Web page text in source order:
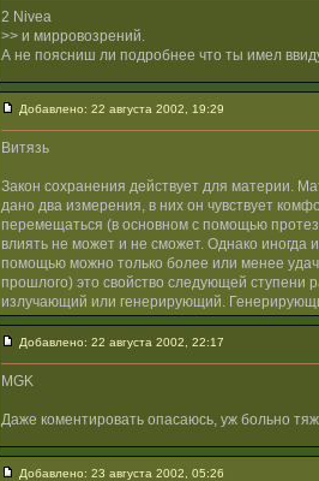
2 Nivea
>> и мирровозрений.
А не поясниш ли подробнее что ты имел
Добавлено: 22 августа 2002, 19:29
Витязь
Закон сохранения действует для материи.
дано два измерения, в них он чувствует
перемещаться (в основном с помощью
влиять не может и не сможет. Однако иногда
помощью можно только более или менее
прошлого) это свойство следующей ступени
излучающий или генерирующий.
Добавлено: 22 августа 2002, 22:17
MGK
Даже коментировать опасаюсь, уж больно
Добавлено: 23 августа 2002, 05:26